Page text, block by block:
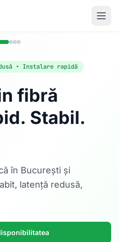
• Instalare rapidă
fibră
Stabil.
în București și
latență redusă,
în casa ta.